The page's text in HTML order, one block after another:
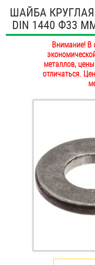
ОПТ
ПОКУПАТЕЛЯМ
ОПЛАТА И ДОСТАВКА
НАШИ МАГАЗИНЫ
Антивандальный
Болты и винты
Втулки
Заклепки (Гайки-
Инструмент
Крюки, кольца с
Крюки, кольца с
ШАЙБА
DIN 1440 Ф33
Внимание! В
металлов,
отличаться.